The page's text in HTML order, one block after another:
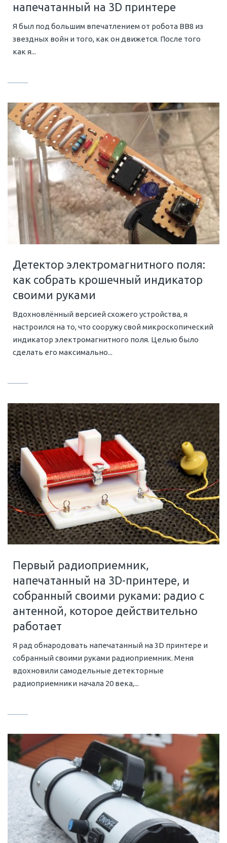
напечатанный на 3D принтере
Я был под большим впечатлением от робота BB8 из
звездных войн и того, как он движется. После того
как я...
Детектор электромагнитного поля:
как собрать крошечный индикатор
своими руками
Вдохновлённый версией схожего устройства, я
настроился на то, что сооружу свой микроскопический
индикатор электромагнитного поля. Целью было
сделать его максимально...
Первый радиоприемник,
напечатанный на 3D-принтере, и
собранный своими руками: радио с
антенной, которое действительно
работает
Я рад обнародовать напечатанный на 3D принтере и
собранный своими руками радиоприемник. Меня
вдохновили самодельные детекторные
радиоприемники начала 20 века,...